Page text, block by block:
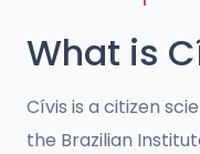
What is
Cívis is a citizen
the Brazilian